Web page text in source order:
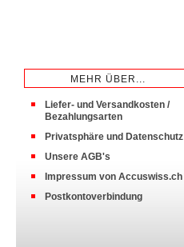
MEHR ÜBER...
Liefer- und Versandkosten /
Bezahlungsarten
Privatsphäre und Datenschutz
Unsere AGB's
Impressum von Accuswiss.ch
Postkontoverbindung